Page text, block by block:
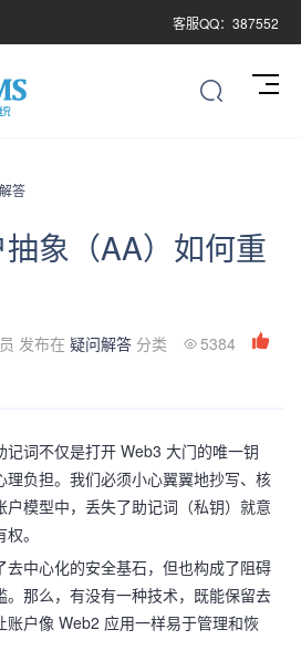
客服QQ：387552
答
象（AA）如何重
发布在 疑问解答 分类 5384
词不仅是打开 Web3 大门的唯一钥
负担。我们必须小心翼翼地抄写、核
模型中，丢失了助记词（私钥）就意
。
中心化的安全基石，但也构成了阻碍
。那么，有没有一种技术，既能保留去
账户像 Web2 应用一样易于管理和恢